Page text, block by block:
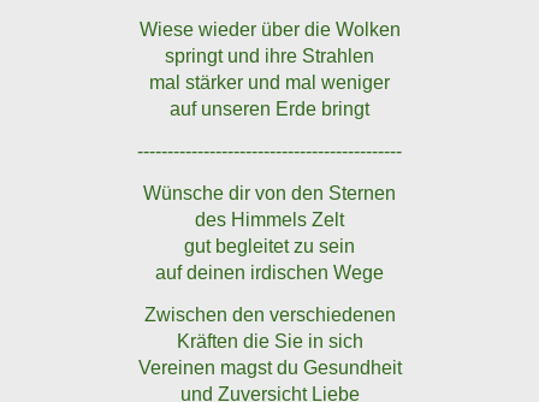
Wiese wieder über die Wolken
springt und ihre Strahlen
mal stärker und mal weniger
auf unseren Erde bringt
--------------------------------------------
Wünsche dir von den Sternen
des Himmels Zelt
gut begleitet zu sein
auf deinen irdischen Wege
Zwischen den verschiedenen
Kräften die Sie in sich
Vereinen magst du Gesundheit
und Zuversicht Liebe